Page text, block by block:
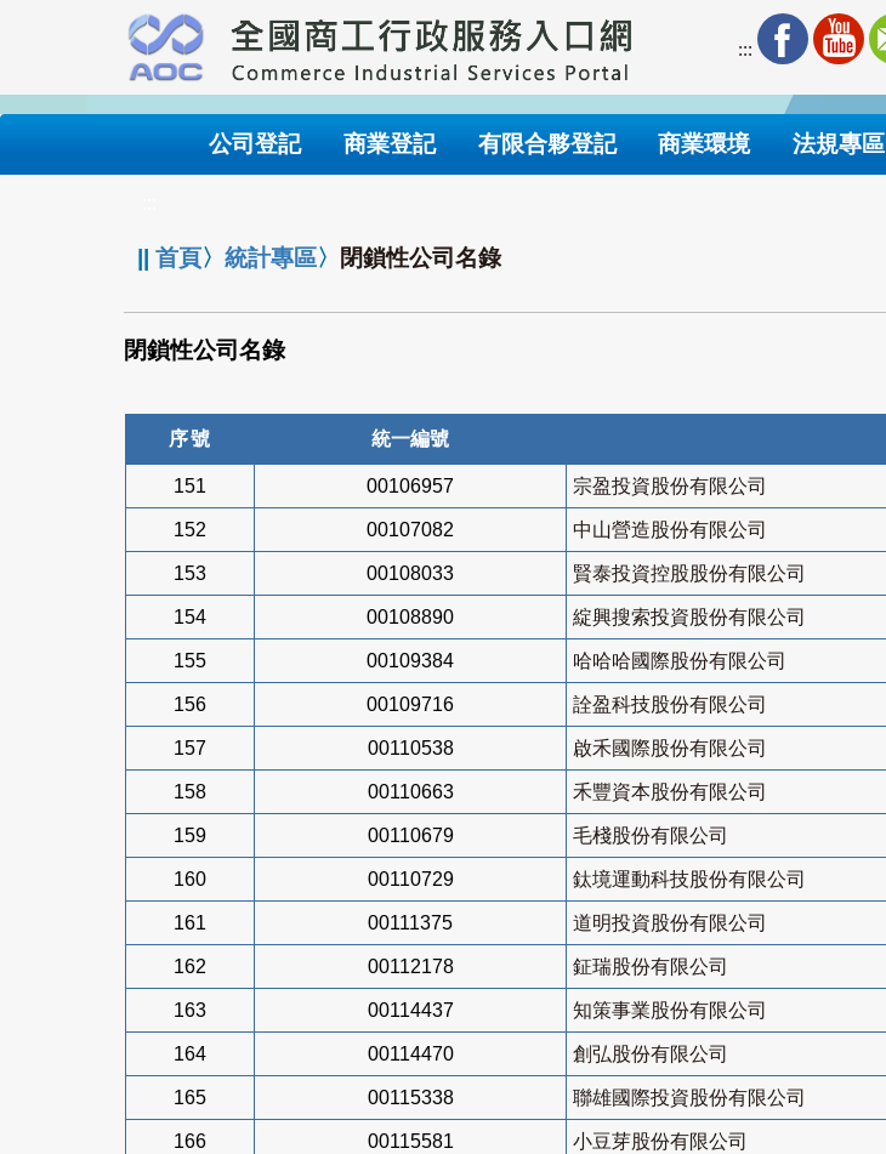
要
內
:::
公司登記 商業登記 有限合夥登記 商業環境 法規專區
||首頁〉統計專區〉 閉鎖性公司名錄
閉鎖性公司名錄
序號 統一編號
151 00106957 宗盈投資股份有限公司
152 00107082 中山營造股份有限公司
153 00108033 賢泰投資控股股份有限公司
154 00108890 綻興搜索投資股份有限公司
155 00109384 哈哈哈國際股份有限公司
156 00109716 詮盈科技股份有限公司
157 00110538 啟禾國際股份有限公司
158 00110663 禾豐資本股份有限公司
159 00110679 毛棧股份有限公司
160 00110729 鈦境運動科技股份有限公司
161 00111375 道明投資股份有限公司
162 00112178 鉦瑞股份有限公司
163 00114437 知策事業股份有限公司
164 00114470 創弘股份有限公司
165 00115338 聯雄國際投資股份有限公司
166 00115581 小豆芽股份有限公司